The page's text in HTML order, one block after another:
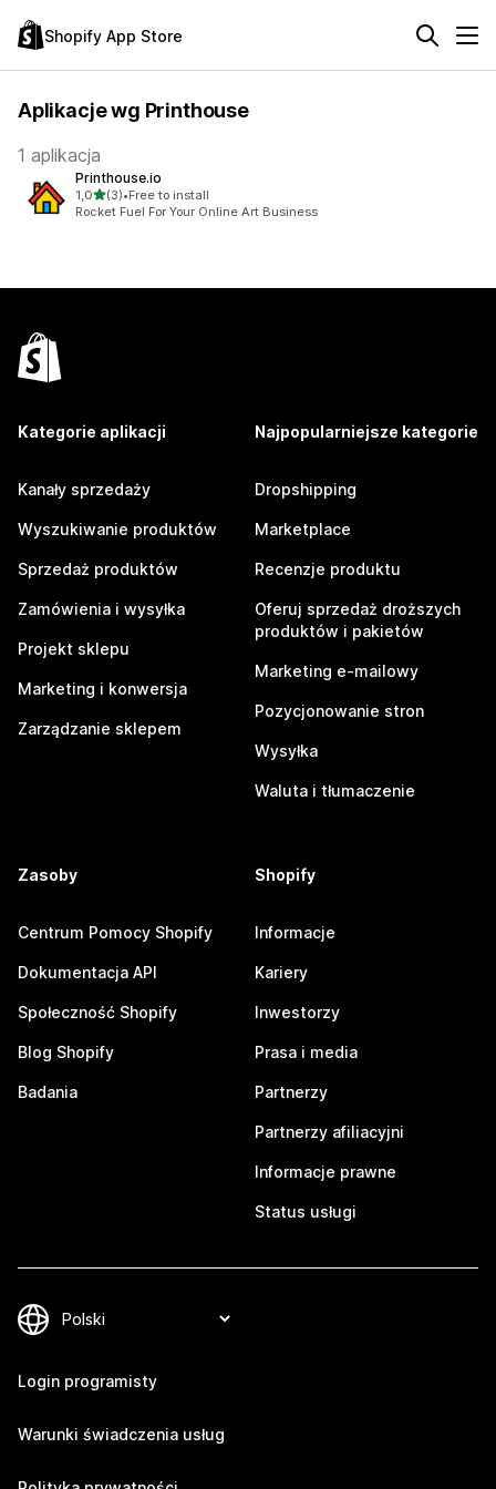
Shopify App Store
Aplikacje wg Printhouse
1 aplikacja
Printhouse.io
1,0na 5 gwiazdek
(3)
Łączna liczba recenzji: 3
•Free to install
Rocket Fuel For Your Online Art Business
Kategorie aplikacji
Kanały sprzedaży
Wyszukiwanie produktów
Sprzedaż produktów
Zamówienia i wysyłka
Projekt sklepu
Marketing i konwersja
Zarządzanie sklepem
Najpopularniejsze kategorie
Dropshipping
Marketplace
Recenzje produktu
Oferuj sprzedaż droższych
produktów i pakietów
Marketing e-mailowy
Pozycjonowanie stron
Wysyłka
Waluta i tłumaczenie
Zasoby
Centrum Pomocy Shopify
Dokumentacja API
Społeczność Shopify
Blog Shopify
Badania
Shopify
Informacje
Kariery
Inwestorzy
Prasa i media
Partnerzy
Partnerzy afiliacyjni
Informacje prawne
Status usługi
Login programisty
Warunki świadczenia usług